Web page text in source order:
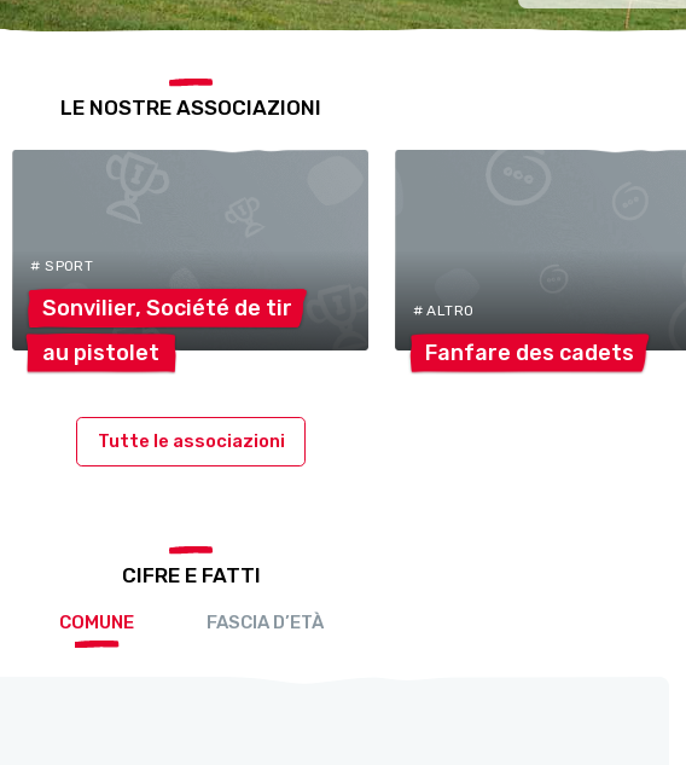
LE NOSTRE ASSOCIAZIONI
# SPORT
Sonvilier, Société de tir
au pistolet
# ALTRO
Fanfare des cadets
Tutte le associazioni
CIFRE E FATTI
COMUNE FASCIA D’ETÀ